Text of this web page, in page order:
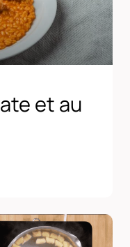
et au